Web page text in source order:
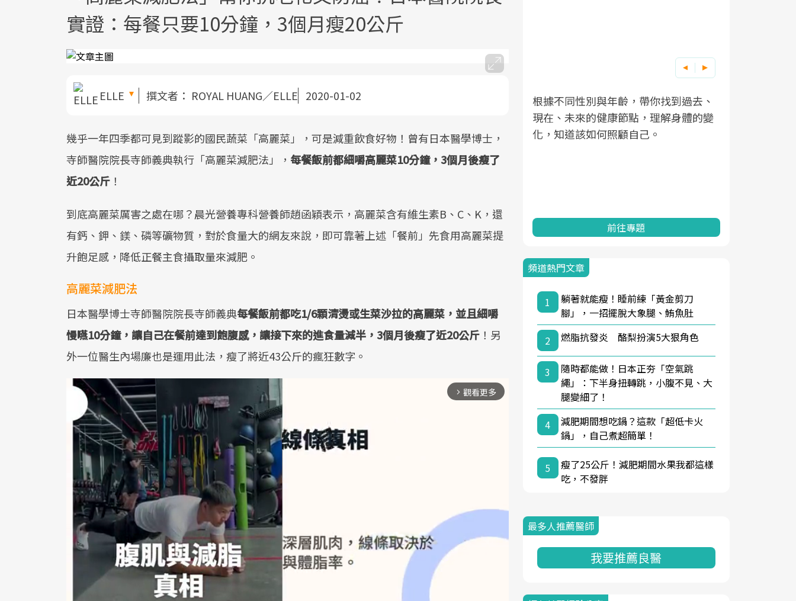
實證：每餐只要10分鐘，3個月瘦20公斤
ELLE 撰文者： ROYAL HUANG／ELLE 2020-01-02
幾乎一年四季都可見到蹤影的國民蔬菜「高麗菜」，可是減重飲食好物！曾有日本醫學博士，
寺師醫院院長寺師義典執行「高麗菜減肥法」， 每餐飯前都細嚼高麗菜10分鐘，3個月後瘦了
近20公斤 ！
到底高麗菜厲害之處在哪？晨光營養專科營養師趙函穎表示，高麗菜含有維生素B、C、K，還
有鈣、鉀、鎂、磷等礦物質，對於食量大的網友來說，即可靠著上述「餐前」先食用高麗菜提
升飽足感，降低正餐主食攝取量來減肥。
高麗菜減肥法
日本醫學博士寺師醫院院長寺師義典每餐飯前都吃1/6顆清燙或生菜沙拉的高麗菜，並且細嚼
慢嚥10分鐘，讓自己在餐前達到飽腹感，讓接下來的進食量減半，3個月後瘦了近20公斤 ！另
外一位醫生內場廉也是運用此法，瘦了將近43公斤的瘋狂數字。
arrow_forward_ios 觀看更多
面對超高齡社會的浪潮，台灣正在快速
政策如「健康台灣推動委員會」與「長
照3.0」的推進，「預防醫學」已成全民
關注的核心議題。然而，健檢不只是醫
前往專題
2025年，就到良醫生活祭體驗「一站式
全面啟動你的健康革命！
前往專題
良醫健康網從「換季的身體變化」出
建立對亞健康的認知，進而引導實際的
改善行動。
前往專題
根據不同性別與年齡，帶你找到過去、
現在、未來的健康節點，理解身體的變
化，知道該如何照顧自己。
前往專題
頻道熱門文章
1
躺著就能瘦！睡前練「黃金剪刀
腳」，一招擺脫大象腿、鮪魚肚
2
燃脂抗發炎 酪梨扮演5大狠角色
3
隨時都能做！日本正夯「空氣跳
繩」：下半身扭轉跳，小腹不見、大
腿變細了！
4
減肥期間想吃鍋？這款「超低卡火
鍋」，自己煮超簡單！
5
瘦了25公斤！減肥期間水果我都這樣
吃，不發胖
最多人推薦醫師
我要推薦良醫